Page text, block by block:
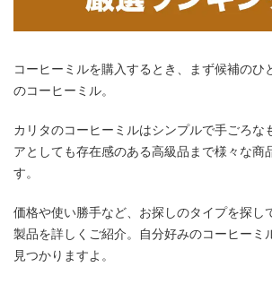
コーヒーミルを購入するとき、まず候補のひ
のコーヒーミル。
カリタのコーヒーミルはシンプルで手ごろな
アとしても存在感のある高級品まで様々な商
す。
価格や使い勝手など、お探しのタイプを探し
製品を詳しくご紹介。自分好みのコーヒーミ
見つかりますよ。